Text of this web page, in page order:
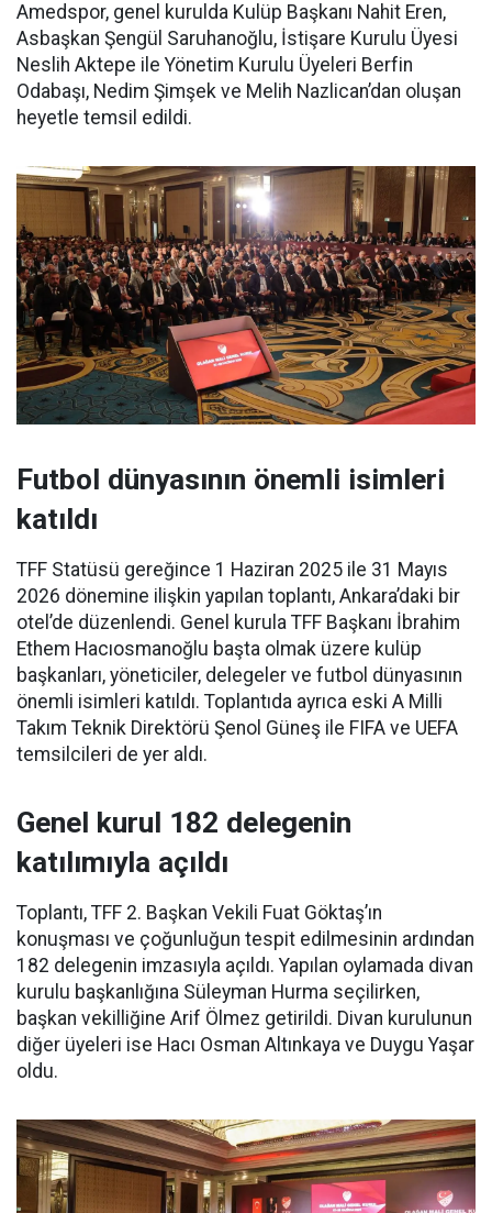
Amedspor, genel kurulda Kulüp Başkanı Nahit Eren,
Asbaşkan Şengül Saruhanoğlu, İstişare Kurulu Üyesi
Neslih Aktepe ile Yönetim Kurulu Üyeleri Berfin
Odabaşı, Nedim Şimşek ve Melih Nazlican’dan oluşan
heyetle temsil edildi.
Futbol dünyasının önemli isimleri
katıldı
TFF Statüsü gereğince 1 Haziran 2025 ile 31 Mayıs
2026 dönemine ilişkin yapılan toplantı, Ankara’daki bir
otel’de düzenlendi. Genel kurula TFF Başkanı İbrahim
Ethem Hacıosmanoğlu başta olmak üzere kulüp
başkanları, yöneticiler, delegeler ve futbol dünyasının
önemli isimleri katıldı. Toplantıda ayrıca eski A Milli
Takım Teknik Direktörü Şenol Güneş ile FIFA ve UEFA
temsilcileri de yer aldı.
Genel kurul 182 delegenin
katılımıyla açıldı
Toplantı, TFF 2. Başkan Vekili Fuat Göktaş’ın
konuşması ve çoğunluğun tespit edilmesinin ardından
182 delegenin imzasıyla açıldı. Yapılan oylamada divan
kurulu başkanlığına Süleyman Hurma seçilirken,
başkan vekilliğine Arif Ölmez getirildi. Divan kurulunun
diğer üyeleri ise Hacı Osman Altınkaya ve Duygu Yaşar
oldu.